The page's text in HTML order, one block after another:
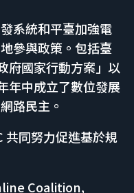
系統和平臺加強電
參與政策。包括臺
府國家行動方案」以
年中成立了數位發展
路民主。
共同努力促進基於規
Coalition,